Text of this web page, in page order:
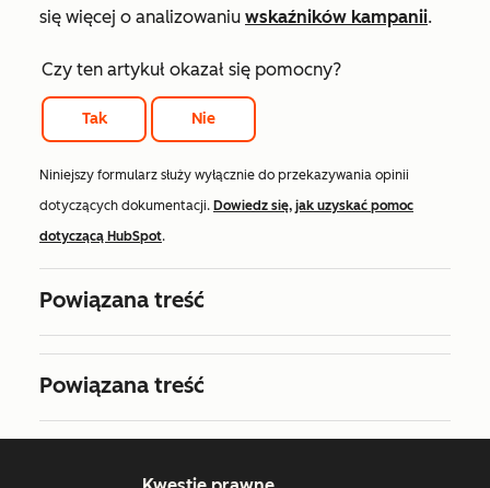
się więcej o analizowaniu wskaźników kampanii.
Czy ten artykuł okazał się pomocny?
Tak Nie
Niniejszy formularz służy wyłącznie do przekazywania opinii
dotyczących dokumentacji. Dowiedz się, jak uzyskać pomoc
dotyczącą HubSpot.
Powiązana treść
Powiązana treść